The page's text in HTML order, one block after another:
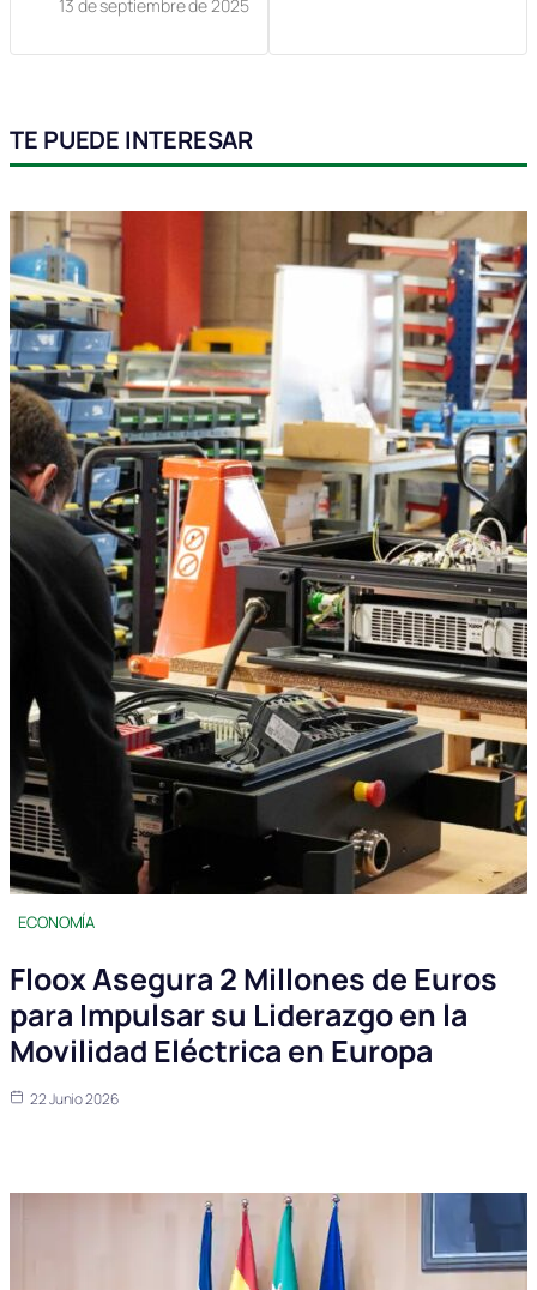
13 de septiembre de 2025
TE PUEDE INTERESAR
ECONOMÍA
Floox Asegura 2 Millones de Euros
para Impulsar su Liderazgo en la
Movilidad Eléctrica en Europa
22 Junio 2026